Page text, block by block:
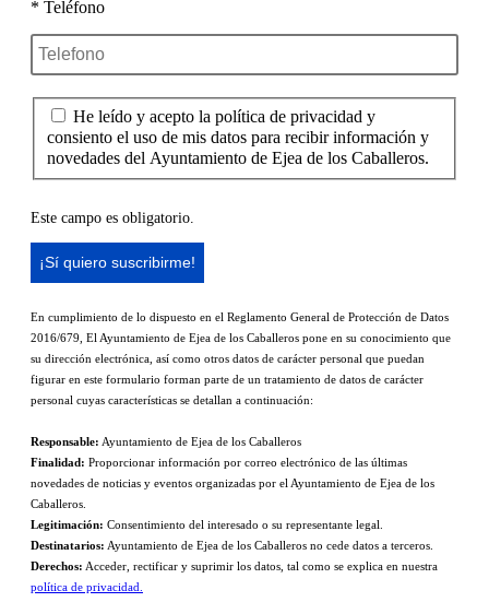
* Teléfono
He leído y acepto la política de privacidad y
consiento el uso de mis datos para recibir información y
novedades del Ayuntamiento de Ejea de los Caballeros.
Este campo es obligatorio.
En cumplimiento de lo dispuesto en el Reglamento General de Protección de Datos
2016/679, El Ayuntamiento de Ejea de los Caballeros pone en su conocimiento que
su dirección electrónica, así como otros datos de carácter personal que puedan
figurar en este formulario forman parte de un tratamiento de datos de carácter
personal cuyas características se detallan a continuación:
Responsable: Ayuntamiento de Ejea de los Caballeros
Finalidad: Proporcionar información por correo electrónico de las últimas
novedades de noticias y eventos organizadas por el Ayuntamiento de Ejea de los
Caballeros.
Legitimación: Consentimiento del interesado o su representante legal.
Destinatarios: Ayuntamiento de Ejea de los Caballeros no cede datos a terceros.
Derechos: Acceder, rectificar y suprimir los datos, tal como se explica en nuestra
política de privacidad.